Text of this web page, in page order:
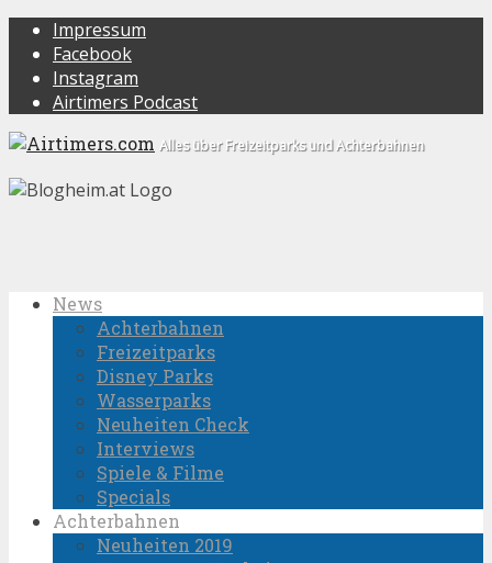
Impressum
Facebook
Instagram
Airtimers Podcast
Alles über Freizeitparks und Achterbahnen
News
Achterbahnen
Freizeitparks
Disney Parks
Wasserparks
Neuheiten Check
Interviews
Spiele & Filme
Specials
Achterbahnen
Neuheiten 2019